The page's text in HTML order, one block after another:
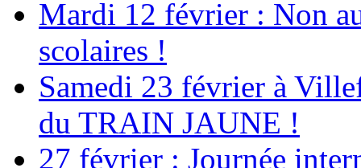
Mardi 12 février : Non
scolaires !
Samedi 23 février à
du TRAIN JAUNE !
27 février : Journée